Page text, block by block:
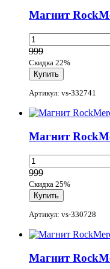
Магнит
999
Скидка 22%
Артикул: vs-332741
Магнит
999
Скидка 25%
Артикул: vs-330728
Магнит